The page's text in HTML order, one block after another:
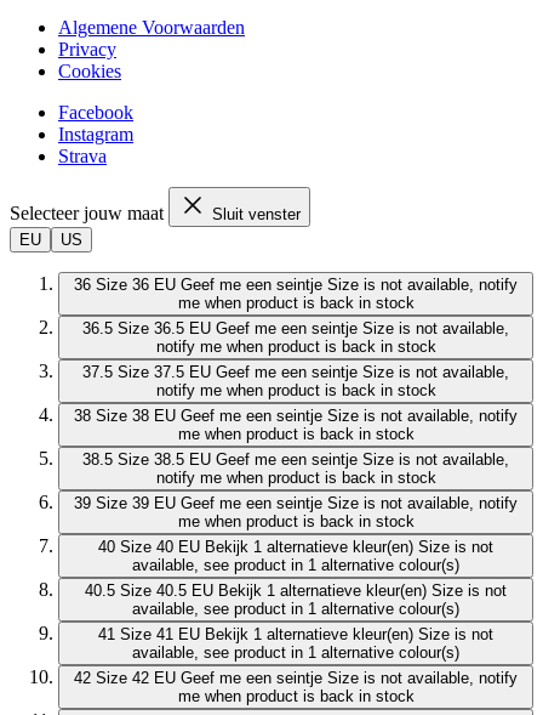
Algemene Voorwaarden
Privacy
Cookies
Facebook
Instagram
Strava
Selecteer jouw maat
Sluit venster
EU
US
36 Size 36 EU Geef me een seintje Size is not available, notify
me when product is back in stock
36.5 Size 36.5 EU Geef me een seintje Size is not available,
notify me when product is back in stock
37.5 Size 37.5 EU Geef me een seintje Size is not available,
notify me when product is back in stock
38 Size 38 EU Geef me een seintje Size is not available, notify
me when product is back in stock
38.5 Size 38.5 EU Geef me een seintje Size is not available,
notify me when product is back in stock
39 Size 39 EU Geef me een seintje Size is not available, notify
me when product is back in stock
40 Size 40 EU Bekijk 1 alternatieve kleur(en) Size is not
available, see product in 1 alternative colour(s)
40.5 Size 40.5 EU Bekijk 1 alternatieve kleur(en) Size is not
available, see product in 1 alternative colour(s)
41 Size 41 EU Bekijk 1 alternatieve kleur(en) Size is not
available, see product in 1 alternative colour(s)
42 Size 42 EU Geef me een seintje Size is not available, notify
me when product is back in stock